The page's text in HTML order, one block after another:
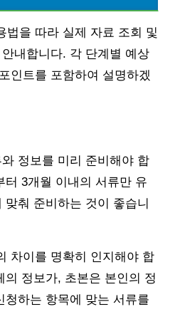
법을 따라 실제 자료 조회 및
내합니다. 각 단계별 예상
인트를 포함하여 설명하겠
정보를 미리 준비해야 합
터 3개월 이내의 서류만 유
춰 준비하는 것이 좋습니
차이를 명확히 인지해야 합
의 정보가, 초본은 본인의 정
청하는 항목에 맞는 서류를